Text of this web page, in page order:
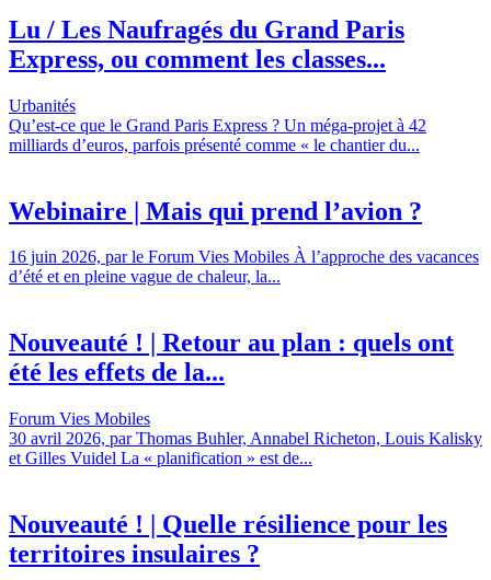
Lu / Les Naufragés du Grand Paris
Express, ou comment les classes...
Urbanités
Qu’est-ce que le Grand Paris Express ? Un méga-projet à 42
milliards d’euros, parfois présenté comme « le chantier du...
Webinaire | Mais qui prend l’avion ?
16 juin 2026, par le Forum Vies Mobiles À l’approche des vacances
d’été et en pleine vague de chaleur, la...
Nouveauté ! | Retour au plan : quels ont
été les effets de la...
Forum Vies Mobiles
30 avril 2026, par Thomas Buhler, Annabel Richeton, Louis Kalisky
et Gilles Vuidel La « planification » est de...
Nouveauté ! | Quelle résilience pour les
territoires insulaires ?